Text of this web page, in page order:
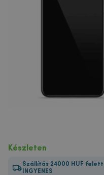
Készleten
Szállítás 24000 HUF felett
INGYENES